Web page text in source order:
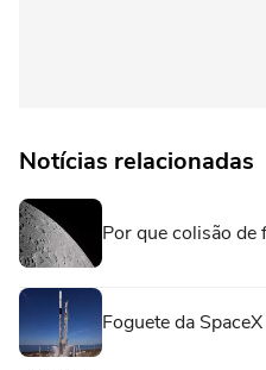
Notícias relacionadas
Por que colisão de
Foguete da